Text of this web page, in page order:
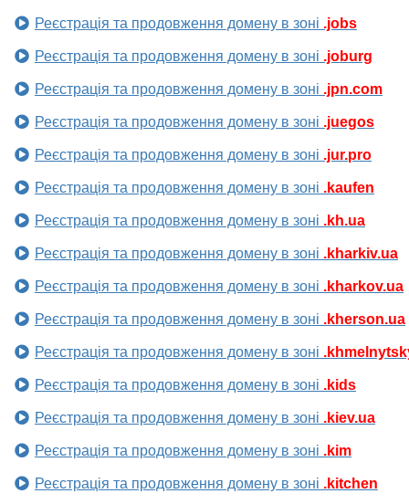
Реєстрація та продовження домену в зоні .jobs
Реєстрація та продовження домену в зоні .joburg
Реєстрація та продовження домену в зоні .jpn.com
Реєстрація та продовження домену в зоні .juegos
Реєстрація та продовження домену в зоні .jur.pro
Реєстрація та продовження домену в зоні .kaufen
Реєстрація та продовження домену в зоні .kh.ua
Реєстрація та продовження домену в зоні .kharkiv.ua
Реєстрація та продовження домену в зоні .kharkov.ua
Реєстрація та продовження домену в зоні .kherson.ua
Реєстрація та продовження домену в зоні
Реєстрація та продовження домену в зоні .kids
Реєстрація та продовження домену в зоні .kiev.ua
Реєстрація та продовження домену в зоні .kim
Реєстрація та продовження домену в зоні .kitchen